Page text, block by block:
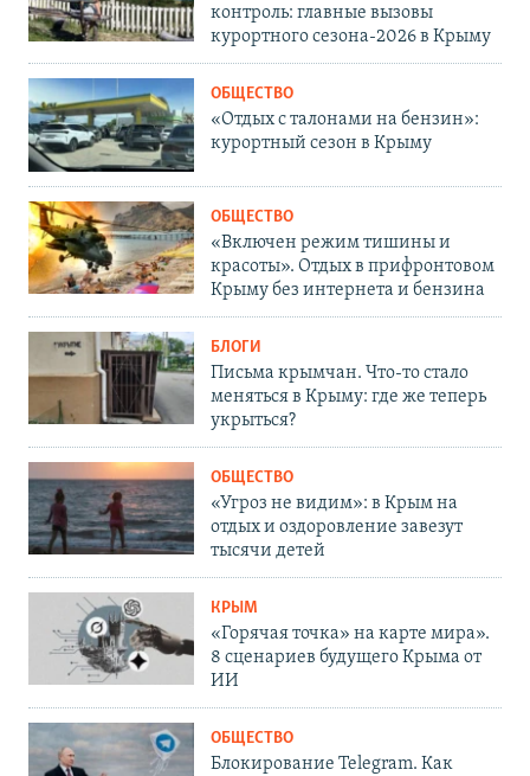
контроль: главные вызовы
курортного сезона-2026 в Крыму
ОБЩЕСТВО
«Отдых с талонами на бензин»:
курортный сезон в Крыму
ОБЩЕСТВО
«Включен режим тишины и
красоты». Отдых в прифронтовом
Крыму без интернета и бензина
БЛОГИ
Письма крымчан. Что-то стало
меняться в Крыму: где же теперь
укрыться?
ОБЩЕСТВО
«Угроз не видим»: в Крым на
отдых и оздоровление завезут
тысячи детей
КРЫМ
«Горячая точка» на карте мира».
8 сценариев будущего Крыма от
ИИ
ОБЩЕСТВО
Блокирование Telegram. Как